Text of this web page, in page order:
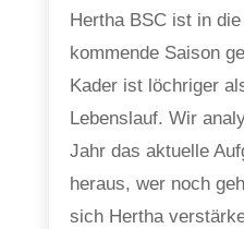
Hertha BSC ist in
kommende Saison
Kader ist löchriger
Lebenslauf. Wir
Jahr das aktuelle
heraus, wer noch
sich Hertha